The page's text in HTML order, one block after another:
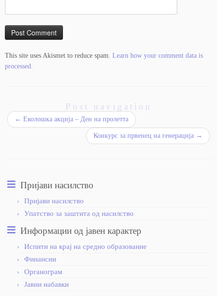
This site uses Akismet to reduce spam. Learn how your comment data is
processed.
Post navigation
← Еколошка акција – Ден на пролетта
Конкурс за првенец на генерација →
Пријави насилство
Пријави насилство
Упатство за заштита од насилство
Информации од јавен карактер
Испити на крај на средно образование
Финансии
Органограм
Јавни набавки